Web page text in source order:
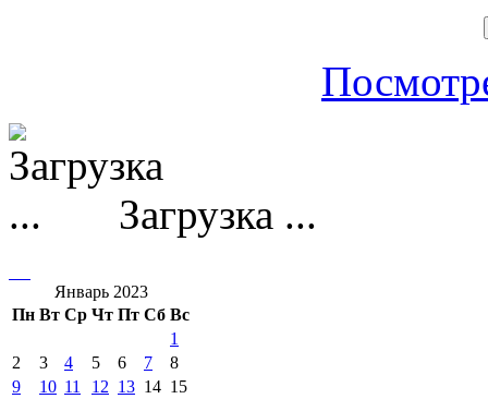
Загрузка ...
Январь 2023
Пн Вт Ср Чт Пт Сб Вс
1
2
3 4 5 6 7
8
9
10 11 12 13 14 15